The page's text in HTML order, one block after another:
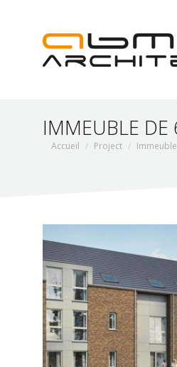
IMMEUBLE DE
Vous êtes ici :
Accueil Project